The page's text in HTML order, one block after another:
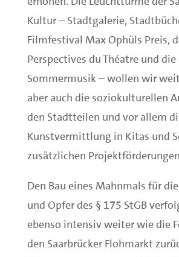
Kultur – Stadtgalerie,
Filmfestival Max Ophüls Preis,
Perspectives du Théatre und die
Sommermusik – wollen wir
aber auch die soziokulturellen
den Stadtteilen und vor allem
Kunstvermittlung in Kitas und
zusätzlichen
Den Bau eines Mahnmals für
und Opfer des § 175 StGB
ebenso intensiv weiter wie die
den Saarbrücker Flohmarkt